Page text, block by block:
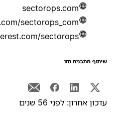
sectorops.com
x.com/sectorops_com
pinterest.com/sectorops
התבנית הזו
אחרון: לפני 56 שנים